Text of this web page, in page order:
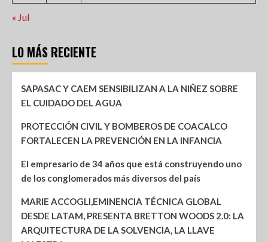
« Jul
LO MÁS RECIENTE
SAPASAC Y CAEM SENSIBILIZAN A LA NIÑEZ SOBRE
EL CUIDADO DEL AGUA
PROTECCIÓN CIVIL Y BOMBEROS DE COACALCO
FORTALECEN LA PREVENCIÓN EN LA INFANCIA
El empresario de 34 años que está construyendo uno
de los conglomerados más diversos del país
MARIE ACCOGLI,EMINENCIA TÉCNICA GLOBAL
DESDE LATAM, PRESENTA BRETTON WOODS 2.0: LA
ARQUITECTURA DE LA SOLVENCIA, LA LLAVE